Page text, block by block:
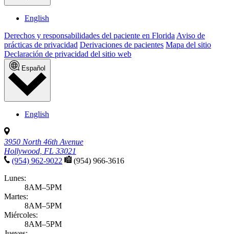
English
Derechos y responsabilidades del paciente en Florida Aviso de
prácticas de privacidad Derivaciones de pacientes Mapa del sitio
Declaración de privacidad del sitio web
Español
English
3950 North 46th Avenue
Hollywood, FL 33021
(954) 962-9022
(954) 966-3616
Lunes:
8AM–5PM
Martes:
8AM–5PM
Miércoles:
8AM–5PM